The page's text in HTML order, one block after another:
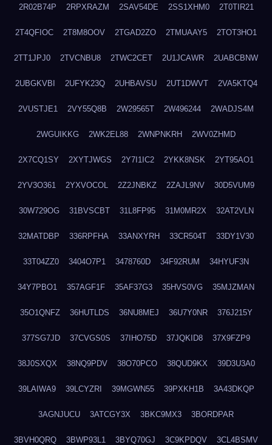
2R02B74P 2RPXRAZM 2SAV54DE 2SS1XHM0 2T0TIR21
2T4QFIOC 2T8M8OOV 2TGAD2ZO 2TMUAAY5 2TOT3HO1
2TT1JPJ0 2TVCNBU8 2TWC2CET 2U1JCAWR 2UABCBNW
2UBGKVBI 2UFYK23Q 2UHBAVSU 2UT1DWVT 2VA5KTQ4
2VUSTJE1 2VY55Q8B 2W29565T 2W496244 2WADJS4M
2WGUIKKG 2WK2EL88 2WNPNKRH 2WV0ZHMD
2X7CQ1SY 2XYTJWGS 2Y7I1IC2 2YKK8NSK 2YT95AO1
2YV3O361 2YXVOCOL 2Z2JNBKZ 2ZAJL9NV 30D5VUM9
30W729OG 31BVSCBT 31L8FP95 31M0MR2X 32AT2VLN
32MATDBP 336RPFHA 33ANXYRH 33CR504T 33DY1V30
33T04ZZ0 3404O7P1 3478760D 34F92RUM 34HYUF3N
34Y7PBO1 357AGF1F 35AF37G3 35HVS0VG 35MJZMAN
35O1QNFZ 36HUTLDS 36NU8MEJ 36U7Y0NR 376J215Y
377SG7JD 37CVGS0S 37IHO75D 37JQKID8 37X9FZP9
38J0SXQX 38NQ9PDV 38O70PCO 38QUD9KX 39D3U3A0
39LAIWA9 39LCYZRI 39MGWN55 39PXKH1B 3A43DKQP
3AGNJUCU 3ATCGY3X 3BKC9MX3 3BORDPAR
3BVH0QRQ 3BWP93L1 3BYQ70GJ 3C9KPDQV 3CL4BSMV